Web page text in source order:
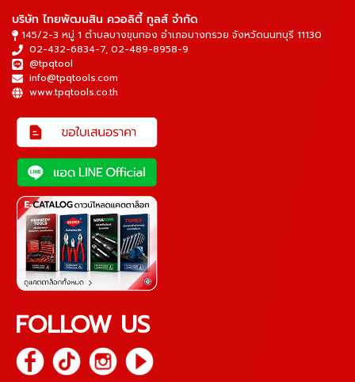
บริษัท ไทยพัฒนสิน ควอลิตี้ ทูลส์ จำกัด
145/2-3 หมู่ 1 ตำบลบางขุนกอง อำเภอบางกรวย จังหวัดนนทบุรี 11130
02-432-6834-7, 02-489-8958-9
@tpqtool
info@tpqtools.com
www.tpqtools.co.th
FOLLOW US